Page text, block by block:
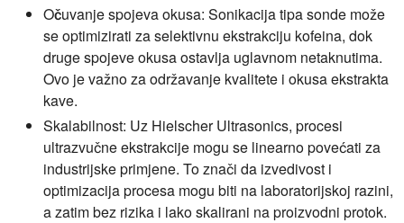
Očuvanje spojeva okusa: Sonikacija tipa sonde može
se optimizirati za selektivnu ekstrakciju kofeina, dok
druge spojeve okusa ostavlja uglavnom netaknutima.
Ovo je važno za održavanje kvalitete i okusa ekstrakta
kave.
Skalabilnost: Uz Hielscher Ultrasonics, procesi
ultrazvučne ekstrakcije mogu se linearno povećati za
industrijske primjene. To znači da izvedivost i
optimizacija procesa mogu biti na laboratorijskoj razini,
a zatim bez rizika i lako skalirani na proizvodni protok.